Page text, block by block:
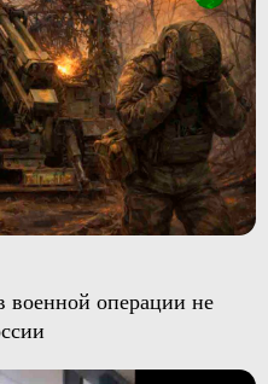
военной операции не